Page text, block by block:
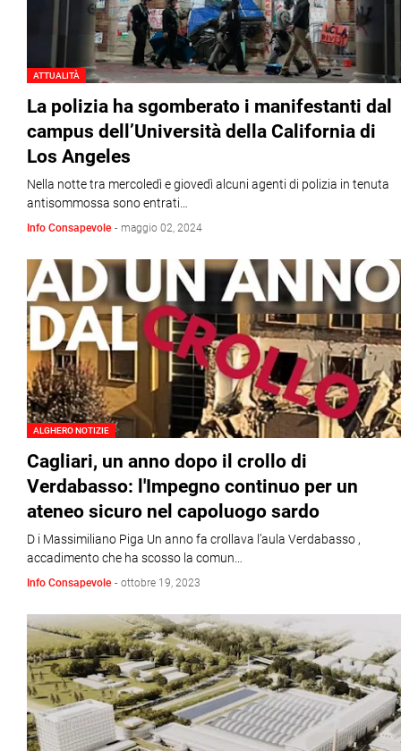
ATTUALITÀ
La polizia ha sgomberato i manifestanti dal
campus dell’Università della California di
Los Angeles
Nella notte tra mercoledì e giovedì alcuni agenti di polizia in tenuta
antisommossa sono entrati…
Info Consapevole - maggio 02, 2024
ALGHERO NOTIZIE
Cagliari, un anno dopo il crollo di
Verdabasso: l'Impegno continuo per un
ateneo sicuro nel capoluogo sardo
D i Massimiliano Piga Un anno fa crollava l’aula Verdabasso ,
accadimento che ha scosso la comun…
Info Consapevole - ottobre 19, 2023